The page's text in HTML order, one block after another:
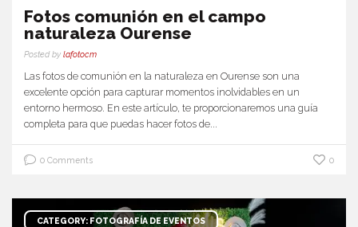
Fotos comunión en el campo
naturaleza Ourense
Posted by lafotocm
Las fotos de comunión en la naturaleza en Ourense son una
excelente opción para capturar momentos inolvidables en un
entorno hermoso. En este artículo, te proporcionaremos una guía
completa para que puedas hacer fotos de...
0 Comments 0
CATEGORY: FOTOGRAFÍA DE EVENTOS